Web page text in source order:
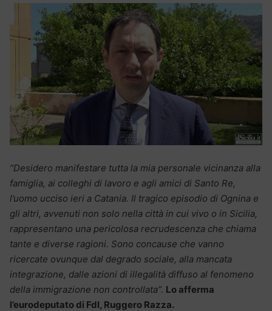
“Desidero manifestare tutta la mia personale vicinanza alla
famiglia, ai colleghi di lavoro e agli amici di Santo Re,
l’uomo ucciso ieri a Catania. Il tragico episodio di Ognina e
gli altri, avvenuti non solo nella città in cui vivo o in Sicilia,
rappresentano una pericolosa recrudescenza che chiama
tante e diverse ragioni. Sono concause che vanno
ricercate ovunque dal degrado sociale, alla mancata
integrazione, dalle azioni di illegalità diffuso al fenomeno
della immigrazione non controllata”. Lo afferma
l’eurodeputato di FdI, Ruggero Razza.